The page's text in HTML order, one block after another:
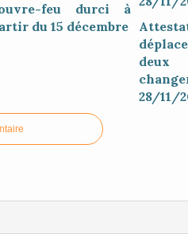
feu durci à
du 15 décembre
28/11/